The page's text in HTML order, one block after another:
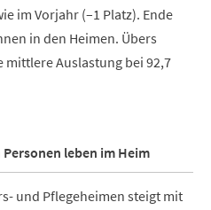
im Vorjahr (–1 Platz). Ende
in den Heimen. Übers
mittlere Auslastung bei 92,7
leben im Heim
und Pflegeheimen steigt mit